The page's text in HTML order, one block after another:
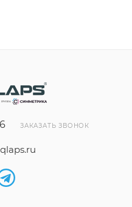
ЗАКАЗАТЬ ЗВОНОК